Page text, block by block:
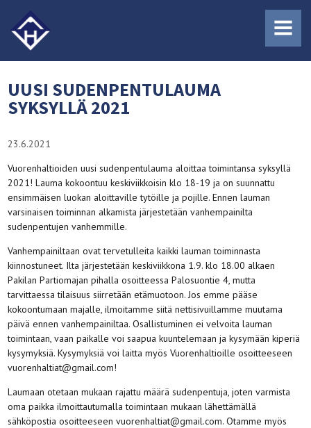
MENU
UUSI SUDENPENTULAUMA
SYKSYLLÄ 2021
23.6.2021
Vuorenhaltioiden uusi sudenpentulauma aloittaa toimintansa syksyllä
2021! Lauma kokoontuu keskiviikkoisin klo 18-19 ja on suunnattu
ensimmäisen luokan aloittaville tytöille ja pojille. Ennen lauman
varsinaisen toiminnan alkamista järjestetään vanhempainilta
sudenpentujen vanhemmille.
Vanhempainiltaan ovat tervetulleita kaikki lauman toiminnasta
kiinnostuneet. Ilta järjestetään keskiviikkona 1.9. klo 18.00 alkaen
Pakilan Partiomajan pihalla osoitteessa Palosuontie 4, mutta
tarvittaessa tilaisuus siirretään etämuotoon. Jos emme pääse
kokoontumaan majalle, ilmoitamme siitä nettisivuillamme muutama
päivä ennen vanhempainiltaa. Osallistuminen ei velvoita lauman
toimintaan, vaan paikalle voi saapua kuuntelemaan ja kysymään kiperiä
kysymyksiä. Kysymyksiä voi laitta myös Vuorenhaltioille osoitteeseen
vuorenhaltiat@gmail.com!
Laumaan otetaan mukaan rajattu määrä sudenpentuja, joten varmista
oma paikka ilmoittautumalla toimintaan mukaan lähettämällä
sähköpostia osoitteeseen vuorenhaltiat@gmail.com. Otamme myös